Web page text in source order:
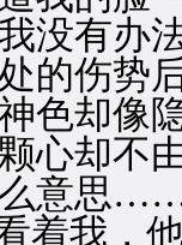
没有办
伤势后
色却像
心却不
意思
我，他